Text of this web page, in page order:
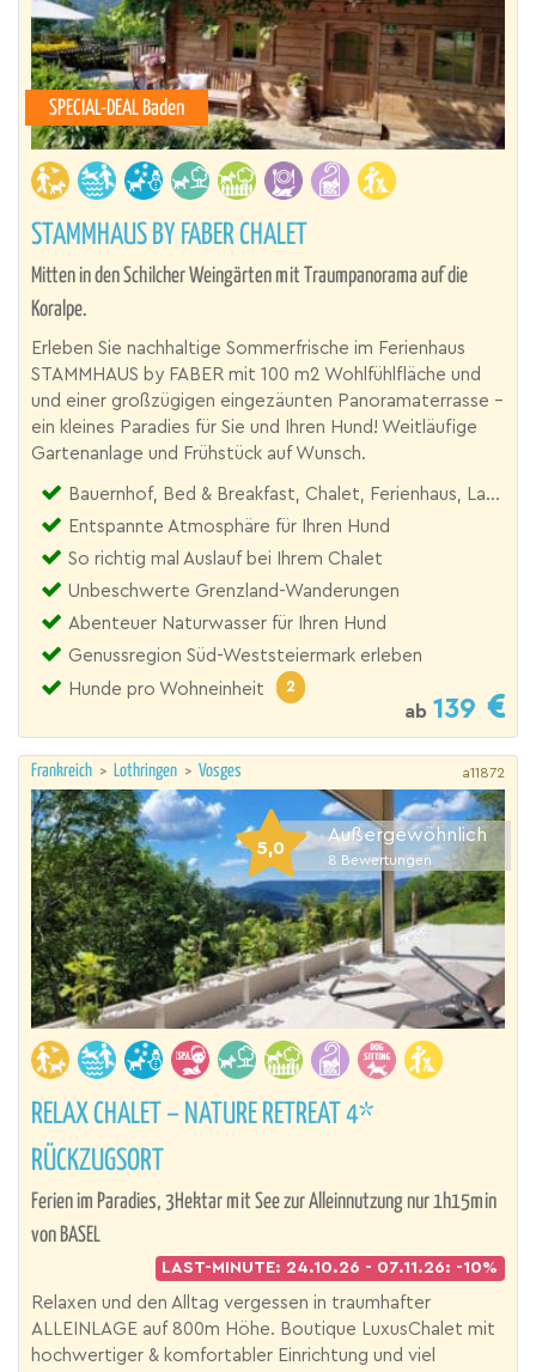
SPECIAL-DEAL Baden
STAMMHAUS BY FABER CHALET
Mitten in den Schilcher Weingärten mit Traumpanorama auf die
Koralpe.
Erleben Sie nachhaltige Sommerfrische im Ferienhaus
STAMMHAUS by FABER mit 100 m2 Wohlfühlfläche und
und einer großzügigen eingezäunten Panoramaterrasse –
ein kleines Paradies für Sie und Ihren Hund! Weitläufige
Gartenanlage und Frühstück auf Wunsch.
Bauernhof, Bed & Breakfast, Chalet, Ferienhaus, Landgut
Entspannte Atmosphäre für Ihren Hund
So richtig mal Auslauf bei Ihrem Chalet
Unbeschwerte Grenzland-Wanderungen
Abenteuer Naturwasser für Ihren Hund
Genussregion Süd-Weststeiermark erleben
Hunde pro Wohneinheit
2
ab 139
Frankreich > Lothringen > Vosges a11872
5,0
Außergewöhnlich
8 Bewertungen
RELAX CHALET – NATURE RETREAT 4*
RÜCKZUGSORT
Ferien im Paradies, 3Hektar mit See zur Alleinnutzung nur 1h15min
von BASEL
LAST-MINUTE: 24.10.26 - 07.11.26: -10%
Relaxen und den Alltag vergessen in traumhafter
ALLEINLAGE auf 800m Höhe. Boutique LuxusChalet mit
hochwertiger & komfortabler Einrichtung und viel